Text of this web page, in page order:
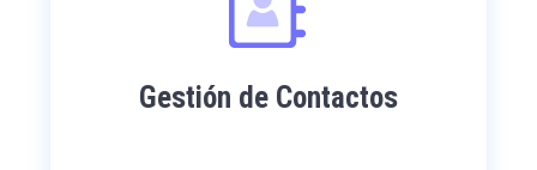
Gestión de Contactos